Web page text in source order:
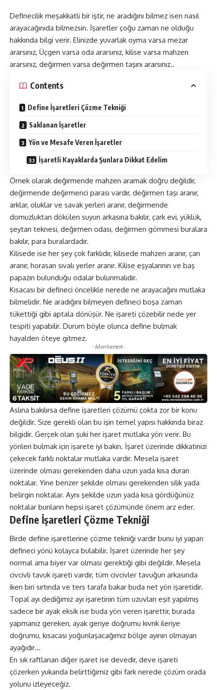
Definecilik meşakkatli bir iştir, ne aradığını bilmez isen nasıl
arayacağınıda bilmezsin. İşaretler çoğu zaman ne olduğu
hakkında bilgi verir. Elinizde yuvarlak oyma varsa mezar
ararsınız, Üçgen varsa oda ararsınız, kilise varsa mahzen
ararsınız, değirmen varsa değirmen taşını ararsınız..
Contents
Define İşaretleri Çözme Tekniği
Saklanan İşaretler
Yön ve Mesafe Veren İşaretler
İşaretli Kayaklarda Şunlara Dikkat Edelim
Örnek olarak değirmende mahzen aramak doğru değildir,
değirmende değirmenci parası vardır, değirmen taşı aranır,
arklar, oluklar ve savak yerleri aranır, değirmende
domuzluktan dökülen suyun arkasına bakılır, çark evi, yüklük,
şeytan teknesi, değirmen odası, değirmen gömmesi buralara
bakılır, para buralardadır.
Kilisede ise her şey çok farklıdır, kilisede mahzen aranır, çan
aranır, horasan sıvalı yerler aranır. Kilise eşyalarının ve baş
papazın bulunduğu odalar bulunmalıdır.
Kısacası bir defineci öncelikle nerede ne arayacağını mutlaka
bilmelidir. Ne aradığını bilmeyen defineci boşa zaman
tükettiği gibi aptala dönüşür. Ne işareti çözebilir nede yer
tespiti yapabilir. Durum böyle olunca define bulmak
hayalden öteye gitmez.
- Advertisement -
Aslına bakılırsa define işaretleri çözümü çokta zor bir konu
değildir. Size gerekli olan bu işin temel yapısı hakkında biraz
bilgidir. Gerçek olan şuki her işaret mutlaka yön verir. Bu
yönleri bulmak için işarete iyi bakın. İşaret üzerinde dikkatinizi
çekecek farklı noktalar mutlaka vardır. Mesela işaret
üzerinde olması gerekenden daha uzun yada kısa duran
noktalar. Yine benzer şekilde olması gerekenden silik yada
belirgin noktalar. Aynı şekilde uzun yada kısa gördüğünüz
noktalar bunların hepsi işaret çözümünde önem arz eder.
Define İşaretleri Çözme Tekniği
Birde define işaretlerine çözme tekniği vardır bunu iyi yapan
defineci yönü kolayca bulabilir. İşaret üzerinde her şey
normal ama biyer var olması gerektiği gibi değildir. Mesela
civcivli tavuk işareti vardır, tüm civcivler tavuğun arkasında
iken biri sırtında ve ters tarafa bakar buda net yön işaretidir.
Topal ayı dediğimiz ayı işaretinin tüm uzuvları eşit yapılmış
sadece bir ayak eksik ise buda yön veren işarettir, burada
yapmanız gereken, ayak geriye doğrumu kıvrık ileriye
doğrumu, kısacası yoğunlaşacağımız bölge ayının olmayan
ayağıdır…
En sık raftlanan diğer işaret ise devedir, deve işareti
çözerken yukarıda belirttiğimiz gibi fark nerede çözüm orada
yolunu izleyeceğiz.